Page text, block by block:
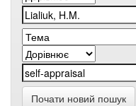
Почати новий пошук